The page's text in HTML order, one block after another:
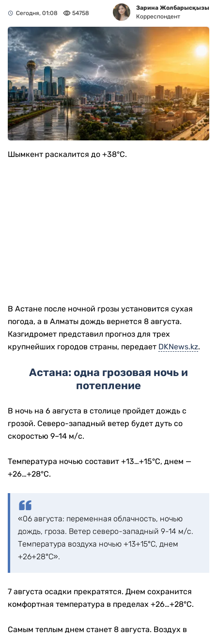
Сегодня, 01:08 54758
Зарина Жолбарысқызы
Корреспондент
Шымкент раскалится до +38°C.
В Астане после ночной грозы установится сухая
погода, а в Алматы дождь вернется 8 августа.
Казгидромет представил прогноз для трех
крупнейших городов страны, передает DKNews.kz.
Астана: одна грозовая ночь и
потепление
В ночь на 6 августа в столице пройдет дождь с
грозой. Северо-западный ветер будет дуть со
скоростью 9–14 м/с.
Температура ночью составит +13…+15°C, днем —
+26…+28°C.
«06 августа: переменная облачность, ночью
дождь, гроза. Ветер северо-западный 9-14 м/с.
Температура воздуха ночью +13+15°С, днем
+26+28°С».
7 августа осадки прекратятся. Днем сохранится
комфортная температура в пределах +26…+28°C.
Самым теплым днем станет 8 августа. Воздух в